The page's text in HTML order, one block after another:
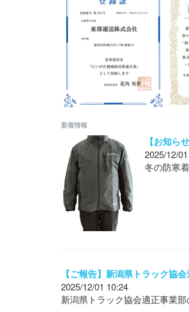
新着情報
【お知ら
2025/12/
冬の防寒
【ご報告】新潟県トラック協
2025/12/01 10:24
新潟県トラック協会適正事業部